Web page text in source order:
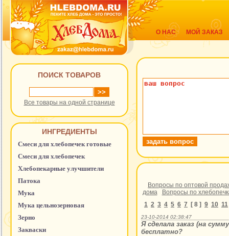
О НАС МОЙ ЗАКАЗ
ПОИСК ТОВАРОВ
Все товары на одной странице
ИНГРЕДИЕНТЫ
Смеси для хлебопечек готовые
Смеси для хлебопечек
Хлебопекарные улучшители
Патока
Мука
Мука цельнозерновая
Зерно
Закваски
Вопросы по оптовой
дома
Вопросы по
1 2 3 4 5 6 7 [ 8 ] 9 10 11
23-10-2014 02:38:47
Я сделала заказ (на
бесплатно?